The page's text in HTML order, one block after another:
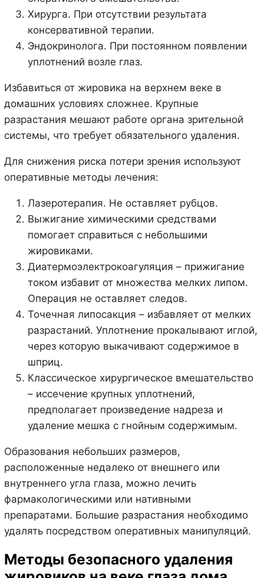
Хирурга. При отсутствии результата
консервативной терапии.
Эндокринолога. При постоянном появлении
уплотнений возле глаз.
Избавиться от жировика на верхнем веке в
домашних условиях сложнее. Крупные
разрастания мешают работе органа зрительной
системы, что требует обязательного удаления.
Для снижения риска потери зрения используют
оперативные методы лечения:
Лазеротерапия. Не оставляет рубцов.
Выжигание химическими средствами
помогает справиться с небольшими
жировиками.
Диатермоэлектрокоагуляция – прижигание
током избавит от множества мелких липом.
Операция не оставляет следов.
Точечная липосакция – избавляет от мелких
разрастаний. Уплотнение прокалывают иглой,
через которую выкачивают содержимое в
шприц.
Классическое хирургическое вмешательство
– иссечение крупных уплотнений,
предполагает произведение надреза и
удаление мешка с гнойным содержимым.
Образования небольших размеров,
расположенные недалеко от внешнего или
внутреннего угла глаза, можно лечить
фармакологическими или нативными
препаратами. Большие разрастания необходимо
удалять посредством оперативных манипуляций.
Методы безопасного удаления